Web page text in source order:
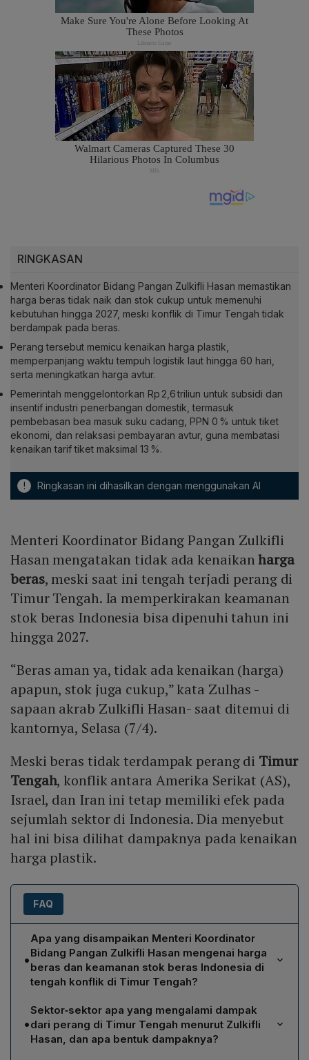
RINGKASAN
Menteri Koordinator Bidang Pangan Zulkifli Hasan memastikan
harga beras tidak naik dan stok cukup untuk memenuhi
kebutuhan hingga 2027, meski konflik di Timur Tengah tidak
berdampak pada beras.
Perang tersebut memicu kenaikan harga plastik,
memperpanjang waktu tempuh logistik laut hingga 60 hari,
serta meningkatkan harga avtur.
Pemerintah menggelontorkan Rp 2,6 triliun untuk subsidi dan
insentif industri penerbangan domestik, termasuk
pembebasan bea masuk suku cadang, PPN 0 % untuk tiket
ekonomi, dan relaksasi pembayaran avtur, guna membatasi
kenaikan tarif tiket maksimal 13 %.
! Ringkasan ini dihasilkan dengan menggunakan AI
Menteri Koordinator Bidang Pangan Zulkifli
Hasan mengatakan tidak ada kenaikanharga
beras, meski saat ini tengah terjadi perang di
Timur Tengah. Ia memperkirakan keamanan
stok beras Indonesia bisa dipenuhi tahun ini
hingga 2027.
“Beras aman ya, tidak ada kenaikan (harga)
apapun, stok juga cukup,” kata Zulhas -
sapaan akrab Zulkifli Hasan- saat ditemui di
kantornya, Selasa (7/4).
Meski beras tidak terdampak perang di Timur
Tengah, konflik antara Amerika Serikat (AS),
Israel, dan Iran ini tetap memiliki efek pada
sejumlah sektor di Indonesia. Dia menyebut
hal ini bisa dilihat dampaknya pada kenaikan
harga plastik.
FAQ
•
Apa yang disampaikan Menteri Koordinator
Bidang Pangan Zulkifli Hasan mengenai harga
beras dan keamanan stok beras Indonesia di
tengah konflik di Timur Tengah?
Zulkifli Hasan menyatakan bahwa harga beras tidak
mengalami kenaikan meskipun terjadi perang di Timur
Tengah, serta menegaskan bahwa stok beras nasional
cukup dan dapat memenuhi kebutuhan hingga tahun
•
Sektor‑sektor apa yang mengalami dampak
dari perang di Timur Tengah menurut Zulkifli
Hasan, dan apa bentuk dampaknya?